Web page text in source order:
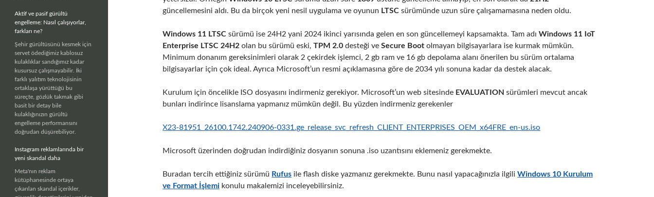
güncellemesini aldı. Bu da birçok yeni nesil uygulama ve oyunun LTSC sürümünde uzun süre çalışamamasına neden oldu.
Windows 11 LTSC sürümü ise 24H2 yani 2024 ikinci yarısında gelen en son güncellemeyi kapsamakta. Tam adıWindows 11 IoT
Enterprise LTSC 24H2 olan bu sürümü eski,TPM 2.0 desteği veSecure Boot olmayan bilgisayarlara ise kurmak mümkün.
Minimum donanım gereksinimleri olarak 2 çekirdek işlemci, 2 gb ram ve 16 gb depolama alanı önerilen bu sürüm ortalama
bilgisayarlar için çok ideal. Ayrıca Microsoft’un resmi açıklamasına göre de 2034 yılı sonuna kadar da destek alacak.
Kurulum için öncelikle ISO dosyasını indirmeniz gerekiyor. Microsoft’un web sitesinde EVALUATION sürümleri mevcut ancak
bunları indirince lisanslama yapmanız mümkün değil. Bu yüzden indirmeniz gerekenler
X23-81951_26100.1742.240906-0331.ge_release_svc_refresh_CLIENT_ENTERPRISES_OEM_x64FRE_en-us.iso
Microsoft üzerinden doğrudan indirdiğiniz dosyanın sonuna .iso uzantısını eklemeniz gerekmekte.
Buradan tercih ettiğiniz sürümü Rufus ile flash diske yazmanız gerekmekte. Bunu nasıl yapacağınızla ilgiliWindows 10 Kurulum
ve Format İşlemi konulu makalemizi inceleyebilirsiniz.
Aktif ve pasif gürültü
engelleme: Nasıl çalışıyorlar,
farkları ne?
Şehir gürültüsünü kesmek için
servet ödediğimiz kablosuz
kulaklıklar sandığımız kadar
kusursuz çalışmayabilir. İki
farklı yalıtım teknolojisinin
ortaklaşa yürüttüğü bu
süreçte, gözlük takmak gibi
basit bir detay bile
kulaklığınızın gürültü
engelleme performansını
doğrudan düşürebiliyor.
Instagram reklamlarında bir
yeni skandal daha
Meta'nın reklam
kütüphanesinde ortaya
çıkarılan skandal içerikler,